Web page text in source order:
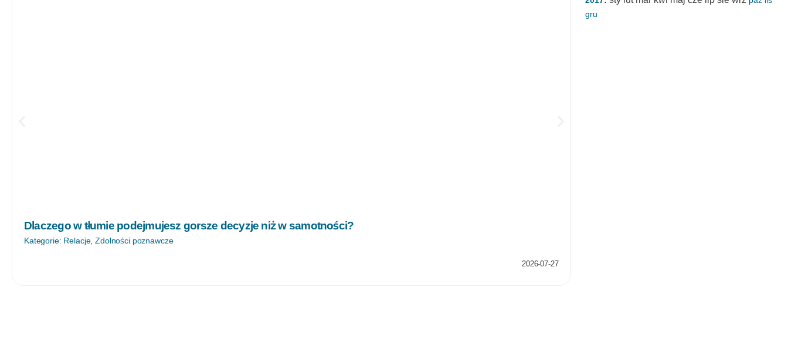
Dlaczego w tłumie podejmujesz gorsze decyzje niż w samotności?
Kategorie: Relacje,Zdolności poznawcze
2026-07-27
gru